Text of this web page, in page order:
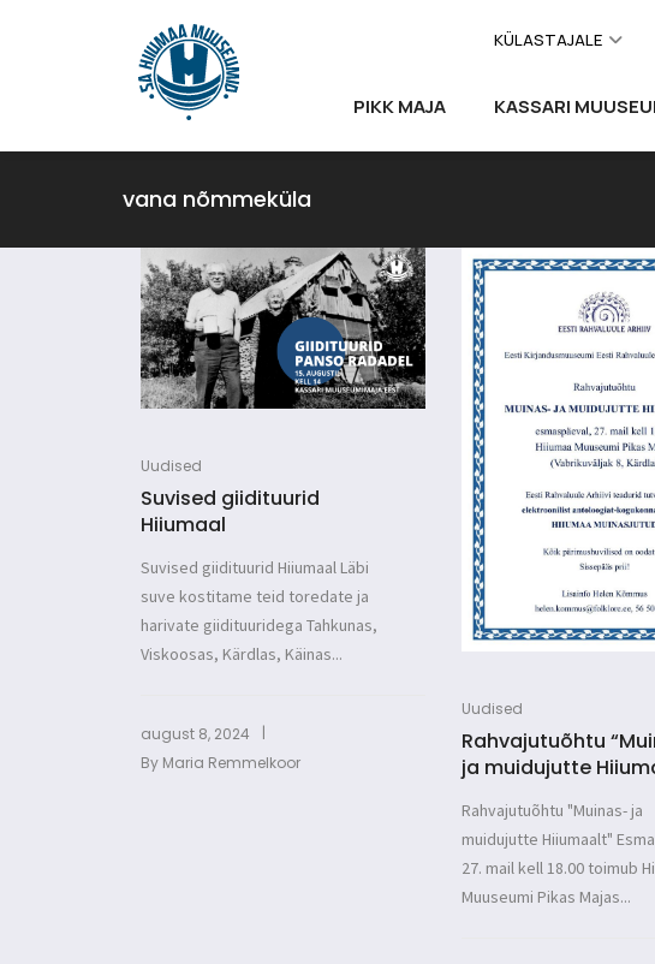
KÜLASTAJALE
PIKK MAJA KASSARI
vana nõmmeküla
Uudised
Suvised giidituurid
Hiiumaal
Suvised giidituurid Hiiumaal Läbi
suve kostitame teid toredate ja
harivate giidituuridega Tahkunas,
Viskoosas, Kärdlas, Käinas...
august 8, 2024
|
By Maria Remmelkoor
Uudised
Rahvajutuõhtu
ja muidujutte
Rahvajutuõhtu "Muinas- ja
muidujutte Hiiumaalt"
27. mail kell 18.00 toimub
Muuseumi Pikas Majas...